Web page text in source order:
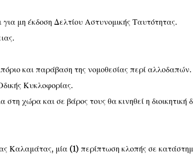
μη έκδοση Δελτίου Αστυνομικής Ταυτότητας.
και παράβαση της νομοθεσίας περί αλλοδαπών.
Κυκλοφορίας.
χώρα και σε βάρος τους θα κινηθεί η διοικητική
Καλαμάτας, μία (1) περίπτωση κλοπής σε